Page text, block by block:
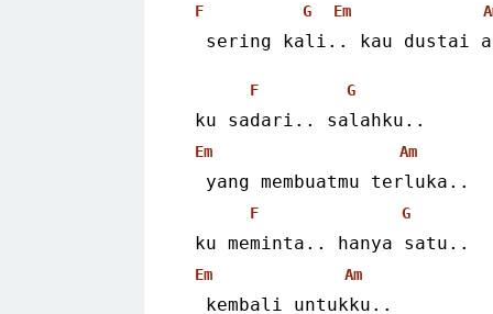
F G Em
sering kali.. kau dustai
F G
ku sadari.. salahku..
Em Am
  yang membuatmu terluka..
F G
ku meminta.. hanya satu..
Em Am
  kembali untukku..